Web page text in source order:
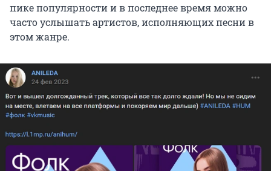
пике популярности и в последнее время можно
часто услышать артистов, исполняющих песни в
этом жанре.